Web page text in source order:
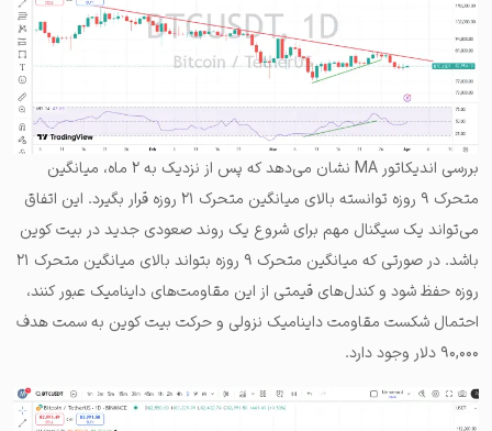
بررسی اندیکاتور MA نشان می‌دهد که پس از نزدیک به ۲ ماه، میانگین
متحرک ۹ روزه توانسته بالای میانگین متحرک ۲۱ روزه قرار بگیرد. این اتفاق
می‌تواند یک سیگنال مهم برای شروع یک روند صعودی جدید در بیت کوین
باشد. در صورتی که میانگین متحرک ۹ روزه بتواند بالای میانگین متحرک ۲۱
روزه حفظ شود و کندل‌های قیمتی از این مقاومت‌های داینامیک عبور کنند،
احتمال شکست مقاومت داینامیک نزولی و حرکت بیت کوین به سمت هدف
۹۰,۰۰۰ دلار وجود دارد.